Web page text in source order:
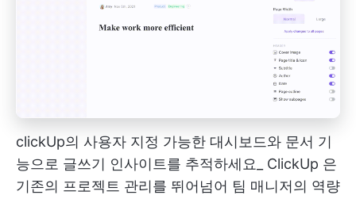
clickUp의 사용자 지정 가능한 대시보드와 문서 기
능으로 글쓰기 인사이트를 추적하세요_ ClickUp 은
기존의 프로젝트 관리를 뛰어넘어 팀 매니저의 역량